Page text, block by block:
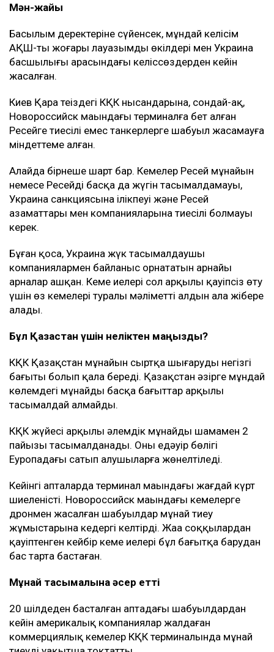
Мән-жайы
Басылым деректеріне сүйенсек, мұндай келісім
АҚШ-тың жоғары лауазымды өкілдері мен Украина
басшылығы арасындағы келіссөздерден кейін
жасалған.
Киев Қара теңіздегі КҚК нысандарына, сондай-ақ,
Новороссийск маңындағы терминалға бет алған
Ресейге тиесілі емес танкерлерге шабуыл жасамауға
міндеттеме алған.
Алайда бірнеше шарт бар. Кемелер Ресей мұнайын
немесе Ресейдің басқа да жүгін тасымалдамауы,
Украина санкциясына ілікпеуі және Ресей
азаматтары мен компанияларына тиесілі болмауы
керек.
Бұған қоса, Украина жүк тасымалдаушы
компаниялармен байланыс орнататын арнайы
арналар ашқан. Кеме иелері сол арқылы қауіпсіз өту
үшін өз кемелері туралы мәліметті алдын ала жібере
алады.
Бұл Қазақстан үшін неліктен маңызды?
КҚК Қазақстан мұнайын сыртқа шығарудың негізгі
бағыты болып қала береді. Қазақстан әзірге мұндай
көлемдегі мұнайды басқа бағыттар арқылы
тасымалдай алмайды.
КҚК жүйесі арқылы әлемдік мұнайдың шамамен 2
пайызы тасымалданады. Оның едәуір бөлігі
Еуропадағы сатып алушыларға жөнелтіледі.
Кейінгі апталарда терминал маңындағы жағдай күрт
шиеленісті. Новороссийск маңындағы кемелерге
дронмен жасалған шабуылдар мұнай тиеу
жұмыстарына кедергі келтірді. Жаңа соққылардан
қауіптенген кейбір кеме иелері бұл бағытқа барудан
бас тарта бастаған.
Мұнай тасымалына әсер етті
20 шілдеден басталған аптадағы шабуылдардан
кейін америкалық компаниялар жалдаған
коммерциялық кемелер КҚК терминалында мұнай